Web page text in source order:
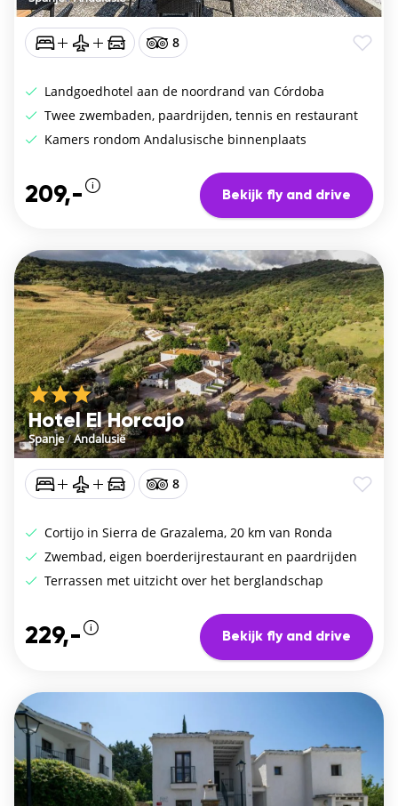
8
Landgoedhotel aan de noordrand van Córdoba
Twee zwembaden, paardrijden, tennis en restaurant
Kamers rondom Andalusische binnenplaats
209,- Bekijk fly and drive
Hotel El Horcajo
Spanje/Andalusië
8
Cortijo in Sierra de Grazalema, 20 km van Ronda
Zwembad, eigen boerderijrestaurant en paardrijden
Terrassen met uitzicht over het berglandschap
229,- Bekijk fly and drive